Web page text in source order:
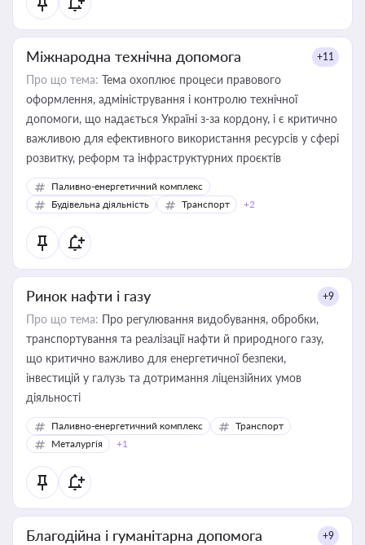
Міжнародна технічна допомога +11
Про що тема: Тема охоплює процеси правового
оформлення, адміністрування і контролю технічної
допомоги, що надається Україні з-за кордону, і є критично
важливою для ефективного використання ресурсів у сфері
розвитку, реформ та інфраструктурних проєктів
Паливно-енергетичний комплекс
Будівельна діяльність
Транспорт +2
Ринок нафти і газу +9
Про що тема: Про регулювання видобування, обробки,
транспортування та реалізації нафти й природного газу,
що критично важливо для енергетичної безпеки,
інвестицій у галузь та дотримання ліцензійних умов
діяльності
Паливно-енергетичний комплекс
Транспорт
Металургія
+1
Благодійна і гуманітарна допомога +9